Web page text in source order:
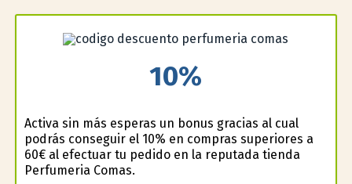
10%
Activa sin más esperas un bonus gracias al cual
podrás conseguir el 10% en compras superiores a
60€ al efectuar tu pedido en la reputada tienda
Perfumeria Comas.